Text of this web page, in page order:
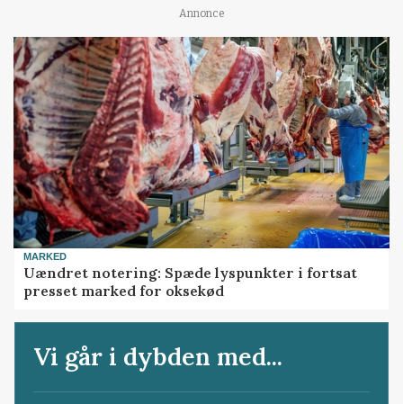
Annonce
MARKED
Uændret notering: Spæde lyspunkter i fortsat
presset marked for oksekød
Vi går i dybden med...